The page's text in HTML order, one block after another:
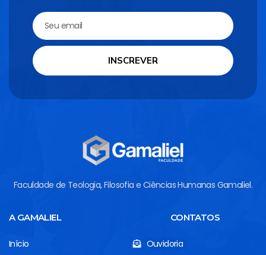
INSCREVER
Faculdade de Teologia, Filosofia e Ciências Humanas Gamaliel.
A GAMALIEL
Início
CONTATOS
Ouvidoria